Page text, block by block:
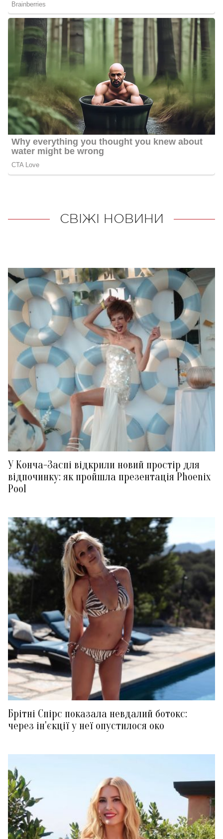
СВІЖІ НОВИНИ
У Конча-Заспі відкрили новий простір для
відпочинку: як пройшла презентація Phoenix
Pool
Брітні Спірс показала невдалий ботокс:
через ін'єкції у неї опустилося око